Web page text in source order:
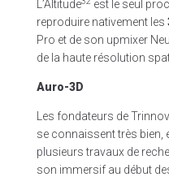
L’Altitude
est le seul
reproduire nativement les
Pro et de son upmixer
de la haute résolution
Auro-3D
Les fondateurs de
se connaissent très bien,
plusieurs travaux de
son immersif au début